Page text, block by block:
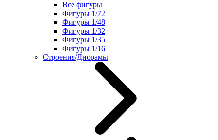
Все фигуры
Фигуры 1/72
Фигуры 1/48
Фигуры 1/32
Фигуры 1/35
Фигуры 1/16
Строения/Диорамы